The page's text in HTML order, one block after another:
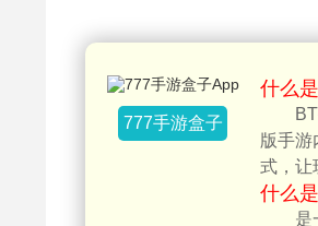
777手游盒子
什么
版手游
式，让
什么
是